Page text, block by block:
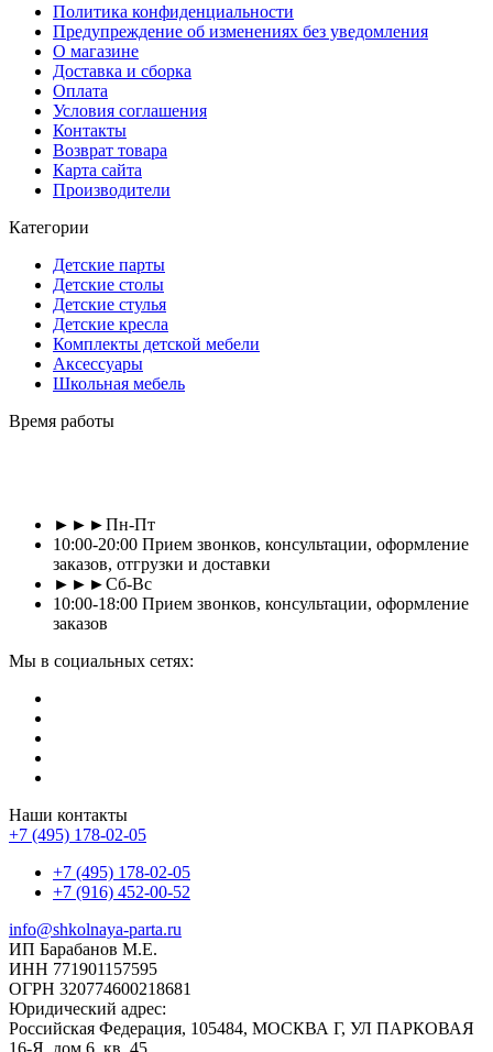
Политика конфиденциальности
Предупреждение об изменениях без уведомления
О магазине
Доставка и сборка
Оплата
Условия соглашения
Контакты
Возврат товара
Карта сайта
Производители
Категории
Детские парты
Детские столы
Детские стулья
Детские кресла
Комплекты детской мебели
Аксессуары
Школьная мебель
Время работы
►►►Пн-Пт
10:00-20:00 Прием звонков, консультации, оформление
заказов, отгрузки и доставки
►►►Сб-Вс
10:00-18:00 Прием звонков, консультации, оформление
заказов
Мы в социальных сетях:
Наши контакты
+7 (495) 178-02-05
+7 (495) 178-02-05
+7 (916) 452-00-52
info@shkolnaya-parta.ru
ИП Барабанов М.Е.
ИНН 771901157595
ОГРН 320774600218681
Юридический адрес:
Российская Федерация, 105484, МОСКВА Г, УЛ ПАРКОВАЯ
16-Я, дом 6, кв. 45